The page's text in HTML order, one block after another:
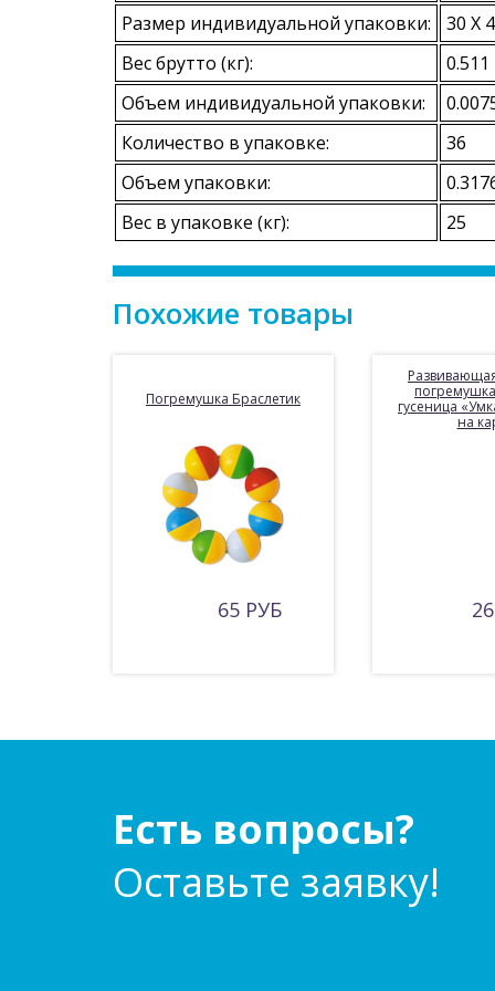
Размер индивидуальной упаковки:
30 X
Вес брутто (кг):
0.511
Объем индивидуальной упаковки:
Количество в упаковке:
36
Объем упаковки:
Вес в упаковке (кг):
25
Похожие товары
Погремушка Браслетик
65 РУБ
гусеница
на
Есть вопросы?
Оставьте заявку!